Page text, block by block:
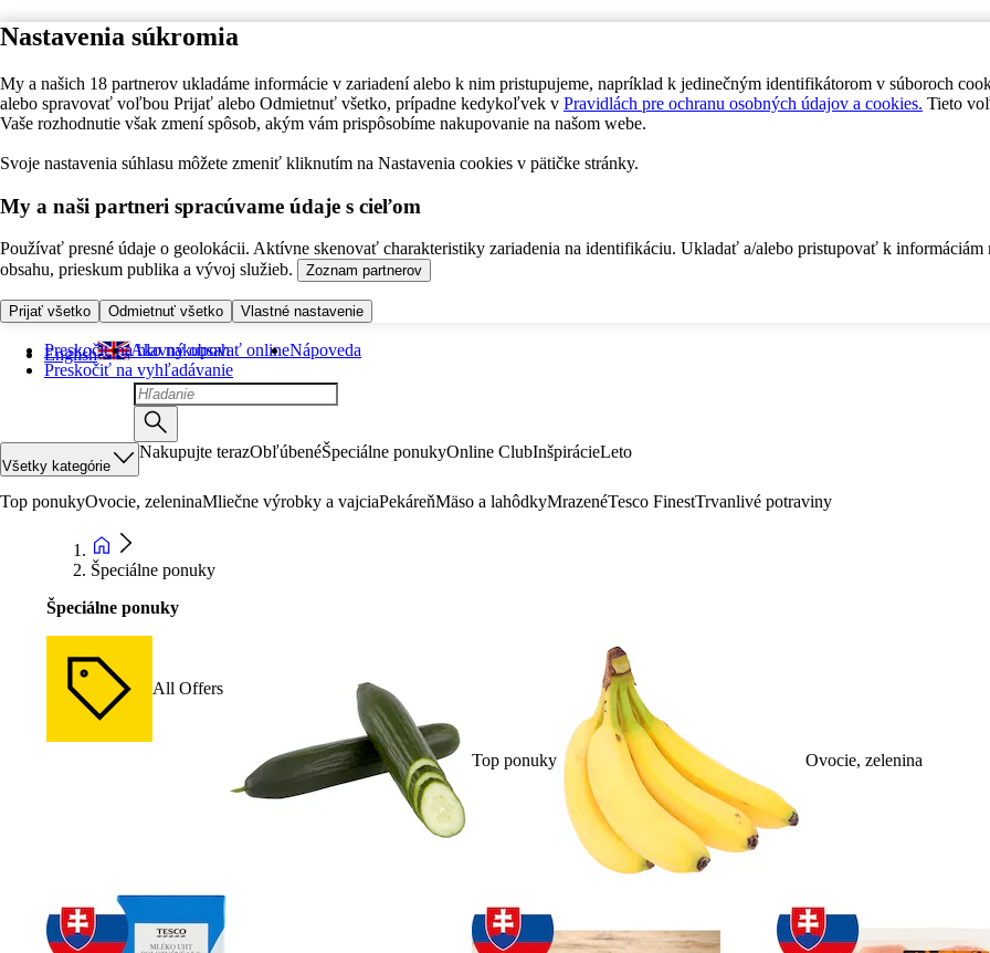
Nastavenia súkromia
My a našich 18 partnerov ukladáme informácie v zariadení alebo k nim pristupujeme, napríklad k jedinečným identifikátorom v súboroch
alebo spravovať voľbou Prijať alebo Odmietnuť všetko, prípadne kedykoľvek v Pravidlách pre ochranu osobných údajov a cookies. Tieto
Vaše rozhodnutie však zmení spôsob, akým vám prispôsobíme nakupovanie na našom webe.
Svoje nastavenia súhlasu môžete zmeniť kliknutím na Nastavenia cookies v pätičke stránky.
My a naši partneri spracúvame údaje s cieľom
Používať presné údaje o geolokácii. Aktívne skenovať charakteristiky zariadenia na identifikáciu. Ukladať a/alebo pristupovať k informáciám
obsahu, prieskum publika a vývoj služieb.
Zoznam partnerov
Prijať všetko Odmietnuť všetko Vlastné nastavenie
Preskočiť na hlavný obsah
Preskočiť na vyhľadávanie
English Ako nakupovať onlineNápoveda
Všetky kategórie
Nakupujte terazObľúbenéŠpeciálne ponukyOnline ClubInšpirácieLeto
Top ponukyOvocie, zeleninaMliečne výrobky a vajciaPekáreňMäso a lahôdkyMrazenéTesco FinestTrvanlivé potraviny
Špeciálne ponuky
Špeciálne ponuky
All Offers
Top ponuky Ovocie, zelenina